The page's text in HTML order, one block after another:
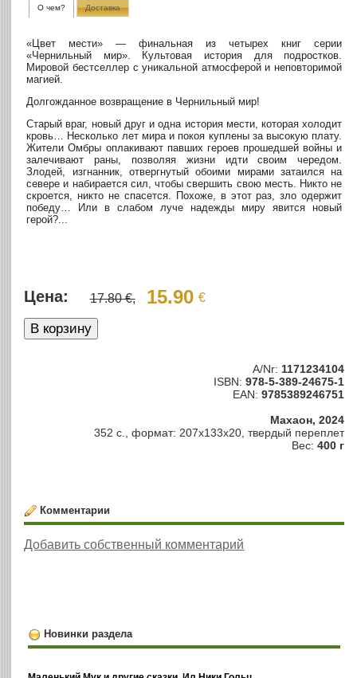
О чем? Доставка
«Цвет мести» — финальная из четырех книг серии
«Чернильный мир». Культовая история для подростков.
Мировой бестселлер с уникальной атмосферой и неповторимой
магией.
Долгожданное возвращение в Чернильный мир!
Старый враг, новый друг и одна история мести, которая холодит
кровь… Несколько лет мира и покоя куплены за высокую плату.
Жители Омбры оплакивают павших героев прошедшей войны и
залечивают раны, позволяя жизни идти своим чередом.
Злодей, изгнанник, отвергнутый обоими мирами затаился на
севере и набирается сил, чтобы свершить свою месть. Никто не
скроется, никто не спасется. Похоже, в этот раз, зло одержит
победу… Или в слабом луче надежды миру явится новый
герой?...
Цена: 17.80 €, 15.90 €
A/Nr: 1171234104
ISBN: 978-5-389-24675-1
EAN: 9785389246751
Махаон, 2024
352 с., формат: 207x133x20, твердый переплет
Вес: 400 г
Комментарии
Добавить собственный комментарий
Новинки раздела